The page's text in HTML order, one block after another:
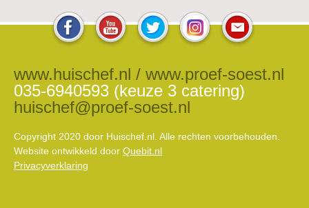
www.huischef.nl / www.proef-soest.nl
035-6940593 (keuze 3 catering)
huischef@proef-soest.nl
Copyright 2020 door Huischef.nl. Alle rechten voorbehouden.
Website ontwikkeld door Quebit.nl
Privacyverklaring